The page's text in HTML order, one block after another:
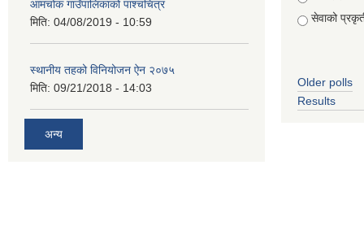
आमचोक गाउँपालिकाको पाश्चचित्र
मिति: 04/08/2019 - 10:59
स्थानीय तहको विनियोजन ऐन २०७५
मिति: 09/21/2018 - 14:03
अन्य
सेवाको
Older polls
Results